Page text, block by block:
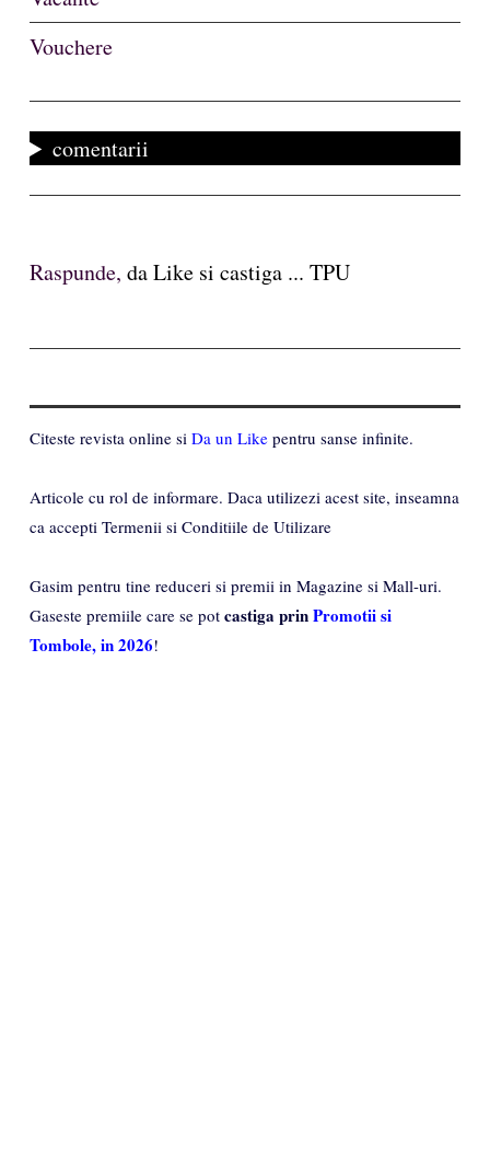
Vouchere
comentarii
Raspunde, da Like si castiga ... TPU
Citeste revista online si Da un Like pentru sanse infinite.
Articole cu rol de informare. Daca utilizezi acest site, inseamna
ca accepti Termenii si Conditiile de Utilizare
Gasim pentru tine reduceri si premii in Magazine si Mall-uri.
Gaseste premiile care se pot castiga prinPromotii si
Tombole, in 2026!